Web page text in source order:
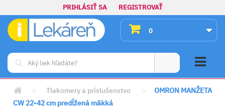
PRIHLÁSIŤ SA REGISTROVAŤ
0
> Tlakomery a príslušenstvo >
OMRON MANŽETA
CW 22-42 cm predĺžená mäkká